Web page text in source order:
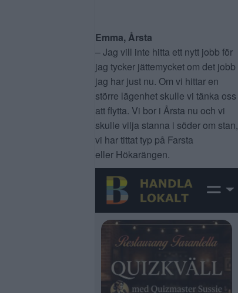
Emma, Årsta
– Jag vill inte hitta ett nytt jobb för
jag tycker jättemycket om det jobb
jag har just nu. Om vi hittar en
större lägenhet skulle vi tänka oss
att flytta. Vi bor i Årsta nu och vi
skulle vilja stanna i söder om stan,
vi har tittat typ på Farsta
eller Hökarängen.